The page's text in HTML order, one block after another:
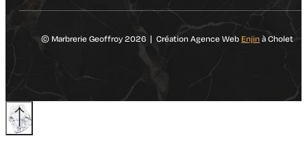
© Marbrerie Geoffroy 2026 | Création Agence Web Enjin à Cholet